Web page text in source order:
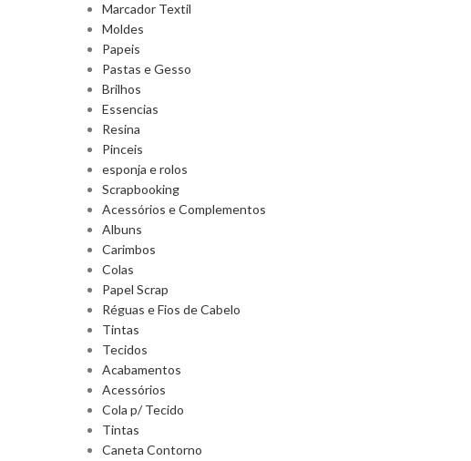
Marcador Textil
Moldes
Papeis
Pastas e Gesso
Brilhos
Essencias
Resina
Pinceis
esponja e rolos
Scrapbooking
Acessórios e Complementos
Albuns
Carimbos
Colas
Papel Scrap
Réguas e Fios de Cabelo
Tintas
Tecidos
Acabamentos
Acessórios
Cola p/ Tecido
Tintas
Caneta Contorno